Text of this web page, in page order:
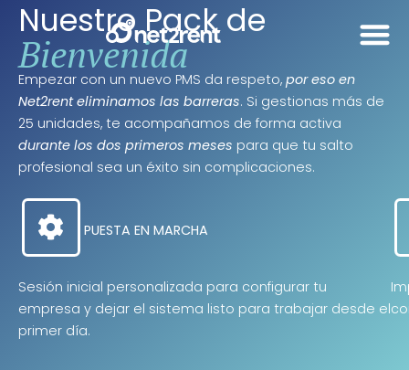
Nuestro Pack de
Bienvenida
Empezar con un nuevo PMS da respeto, por eso en
Net2rent eliminamos las barreras. Si gestionas más de
25 unidades, te acompañamos de forma activa
durante los dos primeros meses para que tu salto
profesional sea un éxito sin complicaciones.
PUESTA EN MARCHA
Sesión inicial personalizada para configurar tu
empresa y dejar el sistema listo para trabajar desde el
primer día.